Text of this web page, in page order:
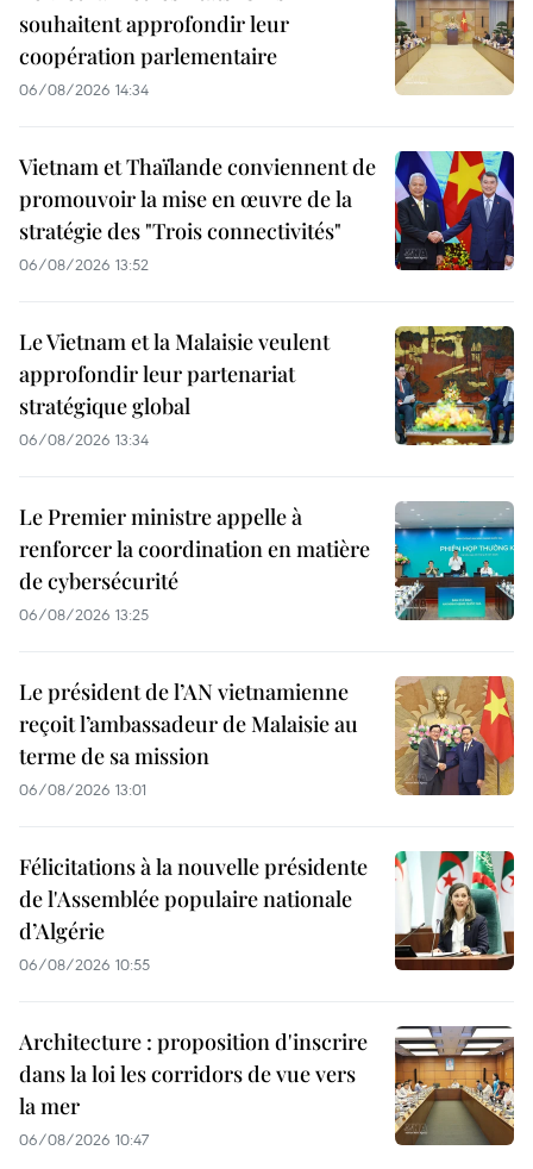
souhaitent approfondir leur
coopération parlementaire
06/08/2026 14:34
Vietnam et Thaïlande conviennent de
promouvoir la mise en œuvre de la
stratégie des "Trois connectivités"
06/08/2026 13:52
Le Vietnam et la Malaisie veulent
approfondir leur partenariat
stratégique global
06/08/2026 13:34
Le Premier ministre appelle à
renforcer la coordination en matière
de cybersécurité
06/08/2026 13:25
Le président de l’AN vietnamienne
reçoit l’ambassadeur de Malaisie au
terme de sa mission
06/08/2026 13:01
Félicitations à la nouvelle présidente
de l'Assemblée populaire nationale
d’Algérie
06/08/2026 10:55
Architecture : proposition d'inscrire
dans la loi les corridors de vue vers
la mer
06/08/2026 10:47